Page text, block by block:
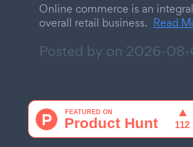
Online commerce is an
overall retail business. Read
Posted by on 2026-